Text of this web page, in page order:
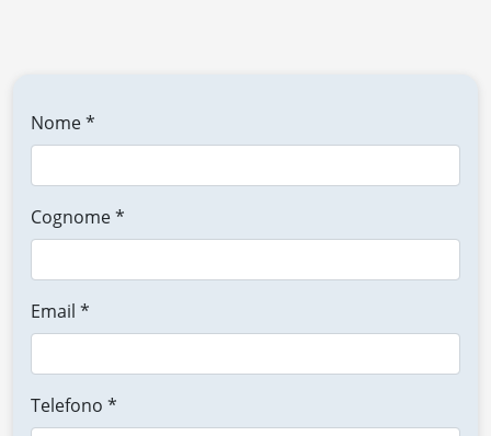
Nome *
Cognome *
Email *
Telefono *